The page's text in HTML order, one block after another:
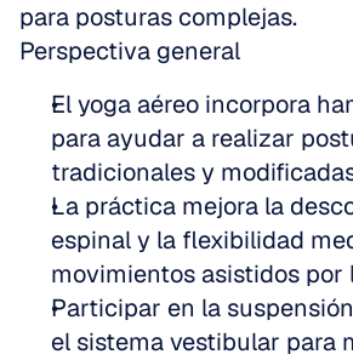
para posturas complejas.
Perspectiva general
El yoga aéreo incorpora
para ayudar a realizar
tradicionales y
La práctica mejora la
espinal y la flexibilidad
movimientos asistidos por
Participar en la
el sistema vestibular para